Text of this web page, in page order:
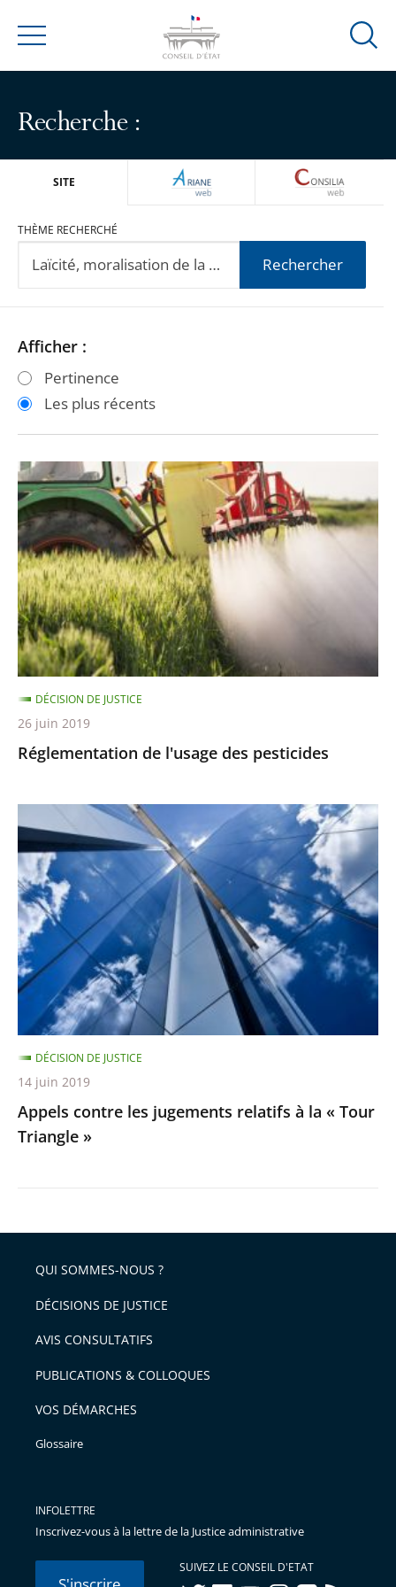
Menu
Ouvrir
Recherche :
SITE ARIANEWEB
THÈME RECHERCHÉ
Rechercher
Passer
les
filtres
après
Passer
les
filtres
avant
Afficher :
Pertinence
Les plus récents
Réglementation
de
l'usage
des
pesticides
Réglementation de l'usage des pesticides
DÉCISION DE JUSTICE
26 juin 2019
contre
les
jugements
relatifs
à
la
«
Tour
Triangle
»
Appels contre les jugements relatifs à la « Tour
Triangle »
DÉCISION DE JUSTICE
14 juin 2019
QUI SOMMES-NOUS ?
DÉCISIONS DE JUSTICE
AVIS CONSULTATIFS
PUBLICATIONS & COLLOQUES
VOS DÉMARCHES
Glossaire
INFOLETTRE
Inscrivez-vous à la lettre de la Justice administrative
SUIVEZ LE CONSEIL D'ETAT